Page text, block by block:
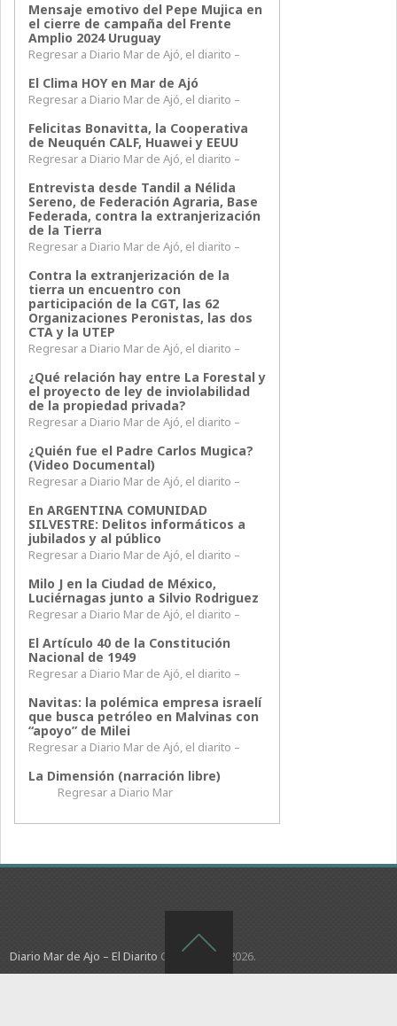
Mensaje emotivo del Pepe Mujica en
el cierre de campaña del Frente
Amplio 2024 Uruguay
Regresar a Diario Mar de Ajó, el diarito –
El Clima HOY en Mar de Ajó
Regresar a Diario Mar de Ajó, el diarito –
Felicitas Bonavitta, la Cooperativa
de Neuquén CALF, Huawei y EEUU
Regresar a Diario Mar de Ajó, el diarito –
Entrevista desde Tandil a Nélida
Sereno, de Federación Agraria, Base
Federada, contra la extranjerización
de la Tierra
Regresar a Diario Mar de Ajó, el diarito –
Contra la extranjerización de la
tierra un encuentro con
participación de la CGT, las 62
Organizaciones Peronistas, las dos
CTA y la UTEP
Regresar a Diario Mar de Ajó, el diarito –
¿Qué relación hay entre La Forestal y
el proyecto de ley de inviolabilidad
de la propiedad privada?
Regresar a Diario Mar de Ajó, el diarito –
¿Quién fue el Padre Carlos Mugica?
(Video Documental)
Regresar a Diario Mar de Ajó, el diarito –
En ARGENTINA COMUNIDAD
SILVESTRE: Delitos informáticos a
jubilados y al público
Regresar a Diario Mar de Ajó, el diarito –
Milo J en la Ciudad de México,
Luciérnagas junto a Silvio Rodriguez
Regresar a Diario Mar de Ajó, el diarito –
El Artículo 40 de la Constitución
Nacional de 1949
Regresar a Diario Mar de Ajó, el diarito –
Navitas: la polémica empresa israelí
que busca petróleo en Malvinas con
“apoyo” de Milei
Regresar a Diario Mar de Ajó, el diarito –
La Dimensión (narración libre)
Regresar a Diario Mar
Diario Mar de Ajo – El Diarito Copyright © 2026.